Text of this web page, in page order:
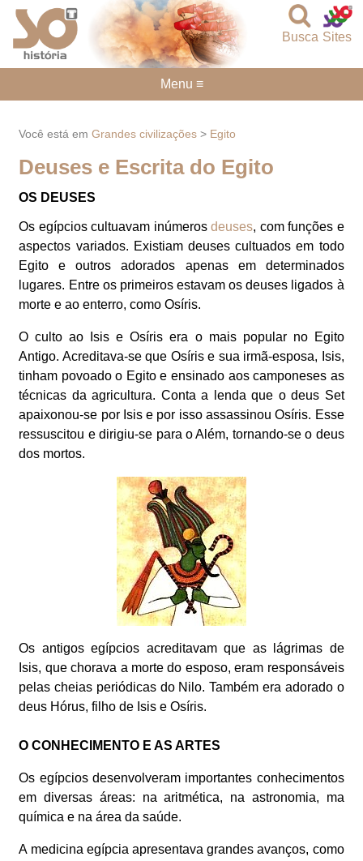
Sites
Busca
Você está emGrandes civilizações > Egito
Deuses e Escrita do Egito
OS DEUSES
Os egípcios cultuavam inúmerosdeuses, com funções e
aspectos variados. Existiam deuses cultuados em todo
Egito e outros adorados apenas em determinados
lugares. Entre os primeiros estavam os deuses ligados à
morte e ao enterro, como Osíris.
O culto ao Isis e Osíris era o mais popular no Egito
Antigo. Acreditava-se que Osíris e sua irmã-esposa, Isis,
tinham povoado o Egito e ensinado aos camponeses as
técnicas da agricultura. Conta a lenda que o deus Set
apaixonou-se por Isis e por isso assassinou Osíris. Esse
ressuscitou e dirigiu-se para o Além, tornando-se o deus
dos mortos.
Os antigos egípcios acreditavam que as lágrimas de
Isis, que chorava a morte do esposo, eram responsáveis
pelas cheias periódicas do Nilo. Também era adorado o
deus Hórus, filho de Isis e Osíris.
O CONHECIMENTO E AS ARTES
Os egípcios desenvolveram importantes conhecimentos
em diversas áreas: na aritmética, na astronomia, ma
química e na área da saúde.
A medicina egípcia apresentava grandes avanços, como